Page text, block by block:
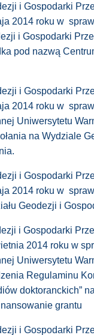
i Gospodarki
2014 roku w
i Gospodarki
pod nazwą
i Gospodarki
2014 roku w
Uniwersytetu
na Wydziale
i Gospodarki
2014 roku w
Geodezji i
i Gospodarki
2014 roku w
Uniwersytetu
Regulaminu
doktoranckich”
grantu
i Gospodarki